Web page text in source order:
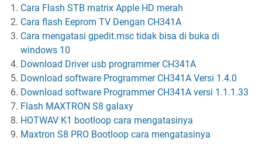
Cara Flash STB matrix Apple HD merah
Cara flash Eeprom TV Dengan CH341A
Cara mengatasi gpedit.msc tidak bisa di buka di
windows 10
Download Driver usb programmer CH341A
Download software Programmer CH341A Versi 1.4.0
Download software Programmer CH341A versi 1.1.1.33
Flash MAXTRON S8 galaxy
HOTWAV K1 bootloop cara mengatasinya
Maxtron S8 PRO Bootloop cara mengatasinya